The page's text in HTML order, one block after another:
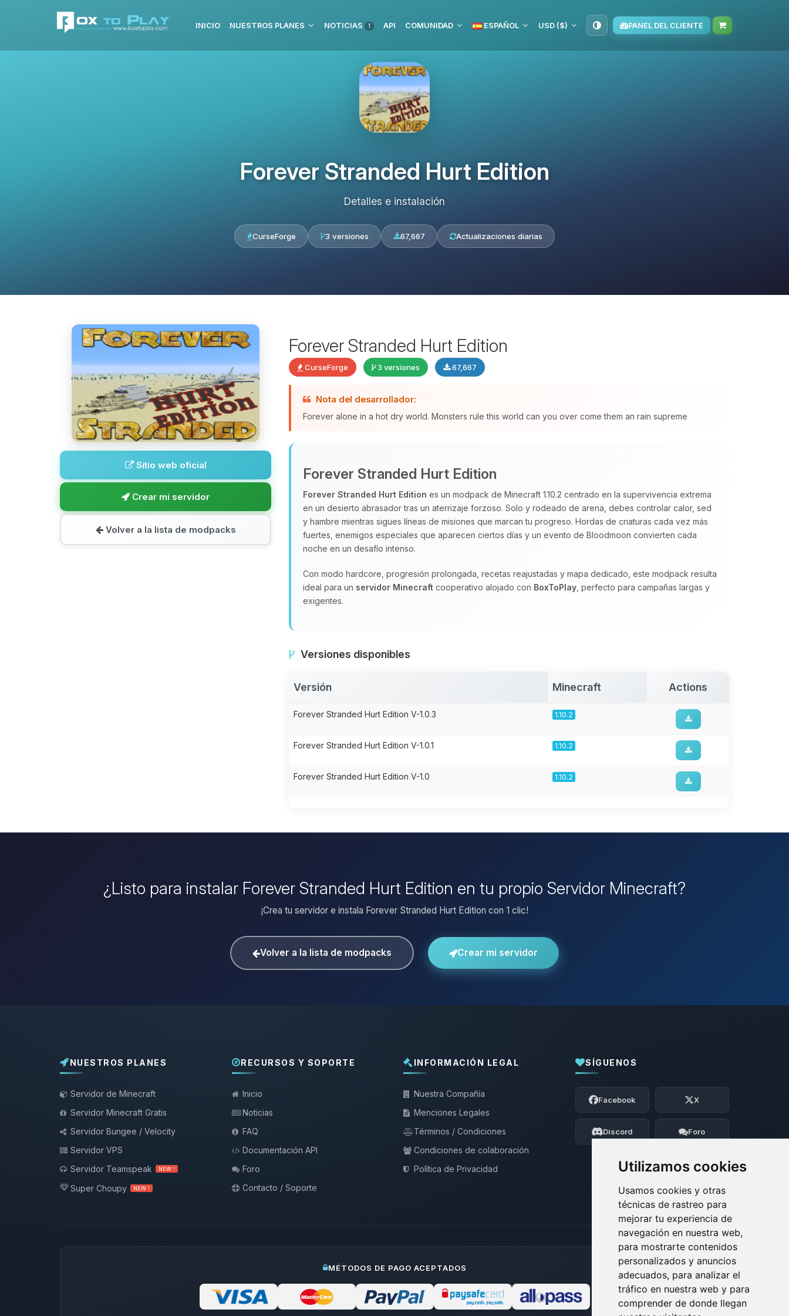
Utilizamos cookies
Usamos cookies y otras
técnicas de rastreo para
mejorar tu experiencia de
navegación en nuestra web,
para mostrarte contenidos
personalizados y anuncios
adecuados, para analizar el
tráfico en nuestra web y para
comprender de donde llegan
INICIO NUESTROS PLANES NOTICIAS 1 API COMUNIDAD ESPAÑOL USD ($) PANEL DEL CLIENTE
Forever Stranded Hurt Edition
Detalles e instalación
CurseForge 3 versiones 67,667 Actualizaciones diarias
Sitio web oficial
Crear mi servidor
Volver a la lista de modpacks
Forever Stranded Hurt Edition
CurseForge 3 versiones 67,667
Nota del desarrollador:
Forever alone in a hot dry world. Monsters rule this world can you over come them an rain supreme
Forever Stranded Hurt Edition
Forever Stranded Hurt Edition es un modpack de Minecraft 1.10.2 centrado en la supervivencia extrema
en un desierto abrasador tras un aterrizaje forzoso. Solo y rodeado de arena, debes controlar calor, sed
y hambre mientras sigues líneas de misiones que marcan tu progreso. Hordas de criaturas cada vez más
fuertes, enemigos especiales que aparecen ciertos días y un evento de Bloodmoon convierten cada
noche en un desafío intenso.
Con modo hardcore, progresión prolongada, recetas reajustadas y mapa dedicado, este modpack resulta
ideal para un servidor Minecraft cooperativo alojado con BoxToPlay , perfecto para campañas largas y
exigentes.
Versiones disponibles
Versión Minecraft Actions
Forever Stranded Hurt Edition V-1.0.3 1.10.2
Forever Stranded Hurt Edition V-1.0.1 1.10.2
Forever Stranded Hurt Edition V-1.0 1.10.2
¿Listo para instalar Forever Stranded Hurt Edition en tu propio Servidor Minecraft?
¡Crea tu servidor e instala Forever Stranded Hurt Edition con 1 clic!
Volver a la lista de modpacks Crear mi servidor
NUESTROS PLANES
Servidor de Minecraft
Servidor Minecraft Gratis
Servidor Bungee / Velocity
Servidor VPS
Servidor Teamspeak
NEW !
Super Choupy NEW !
RECURSOS Y SOPORTE
Inicio
Noticias
FAQ
Documentación API
Foro
Contacto / Soporte
INFORMACIÓN LEGAL
Nuestra Compañía
Menciones Legales
Términos / Condiciones
Condiciones de colaboración
Política de Privacidad
SÍGUENOS
Facebook X
Discord Foro
MÉTODOS DE PAGO ACEPTADOS
Yupi, por fin alguien con quien hablar!
Soy Choupy, tu pequeno asistente de
BoxToPlay. Cuentame que necesitas y
moveré mis pequenos circuitos para
ayudarte.
07/08/2026 11:55